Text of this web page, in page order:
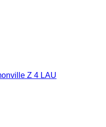
Z 4 LAU